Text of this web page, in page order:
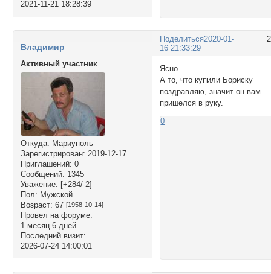
2021-11-21 18:28:39
Поделиться2020-01-
16 21:33:29
Владимир
Активный участник
Откуда: Мариуполь
Зарегистрирован: 2019-12-17
Приглашений: 0
Сообщений: 1345
Уважение: [+284/-2]
Пол: Мужской
Возраст: 67 [1958-10-14]
Провел на форуме:
1 месяц 6 дней
Последний визит:
2026-07-24 14:00:01
Ясно.
А то, что купили Бориску
поздравляю, значит он вам
пришелся в руку.
0